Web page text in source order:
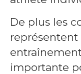
De plus les
importante